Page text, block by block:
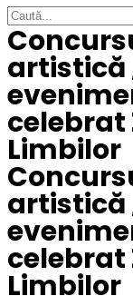
artistică
celebrat
Limbilor
artistică
celebrat
Limbilor